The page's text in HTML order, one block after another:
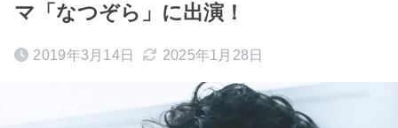
マ「なつぞら」に出演！
2019年3月14日 2025年1月28日